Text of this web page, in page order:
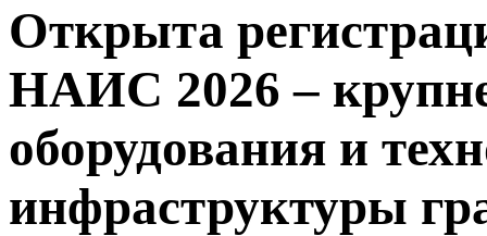
Открыта
НАИС 2026 –
оборудования и
инфраструктуры